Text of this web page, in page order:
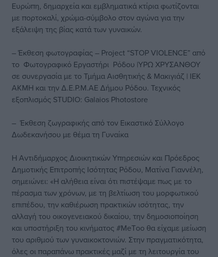
Ευρώπη, δημαρχεία και εμβληματικά κτίρια φωτίζονται
με πορτοκαλί, χρώμα-σύμβολο στον αγώνα για την
εξάλειψη της βίας κατά των γυναικών.
– Έκθεση φωτογραφίας – Project “STOP VIOLENCE” από
το Φωτογραφικό Εργαστήρι Ρόδου |ΥΡΩ ΧΡΥΣΑΝΘΟΥ
σε συνεργασία με το Τμήμα Αισθητικής & Μακιγιάζ | ΙΕΚ
ΑΚΜΗ και την Δ.Ε.Ρ.Μ.ΑΕ Δήμου Ρόδου. Τεχνικός
εξοπλισμός STUDIO: Galaios Photostore
– Έκθεση ζωγραφικής από τον Εικαστικό Σύλλογο
Δωδεκανήσου με θέμα τη Γυναίκα
H Αντιδήμαρχος Διοικητικών Υπηρεσιών και Πρόεδρος
Δημοτικής Επιτροπής Ισότητας Ρόδου, Ματίνα Γιαννέλη,
σημειώνει: «Η αλήθεια είναι ότι πιστέψαμε πως με το
πέρασμα των χρόνων, με τη βελτίωση του μορφωτικού
επιπέδου, την καθιέρωση πρακτικών ισότητας, την
αλλαγή του οικογενειακού δικαίου, την δημοσιοποίηση
και υποστήριξη του κινήματος #ΜeΤoo θα είχαμε μείωση
του αριθμού των γυναικοκτονιών. Στην πραγματικότητα,
όλες οι παραπάνω πρακτικές μαζί με τη λειτουργία του